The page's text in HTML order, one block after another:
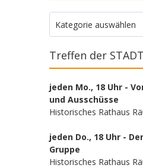
Kategorien
Kategorie auswählen
Treffen der
jeden Mo., 18 Uhr -
und Ausschüsse
Historisches Rathaus
jeden Do., 18 Uhr -
Gruppe
Historisches Rathaus